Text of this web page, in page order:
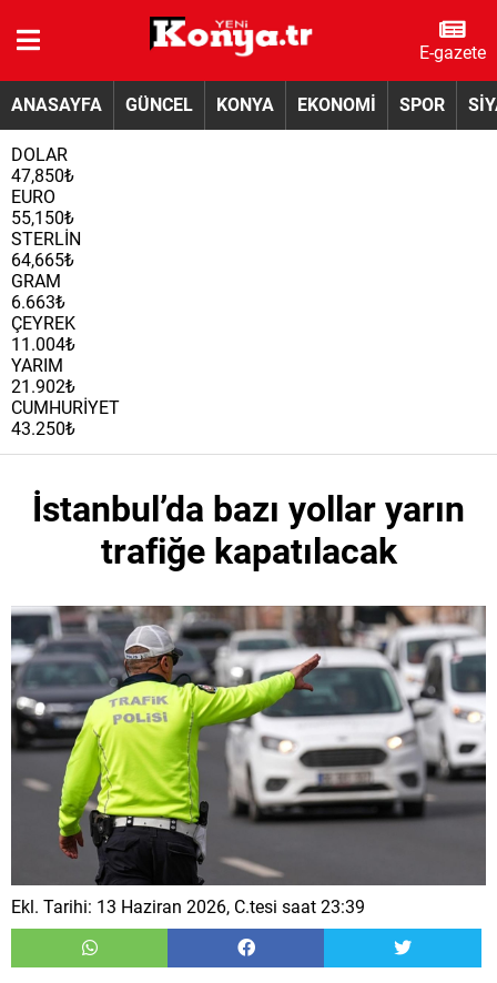
E-gazete
ANASAYFA GÜNCEL KONYA EKONOMİ SPOR
DOLAR
47,850₺
EURO
55,150₺
STERLİN
64,665₺
GRAM
6.663₺
ÇEYREK
11.004₺
YARIM
21.902₺
CUMHURİYET
43.250₺
İstanbul’da bazı yollar yarın
trafiğe kapatılacak
Ekl. Tarihi: 13 Haziran 2026, C.tesi saat 23:39